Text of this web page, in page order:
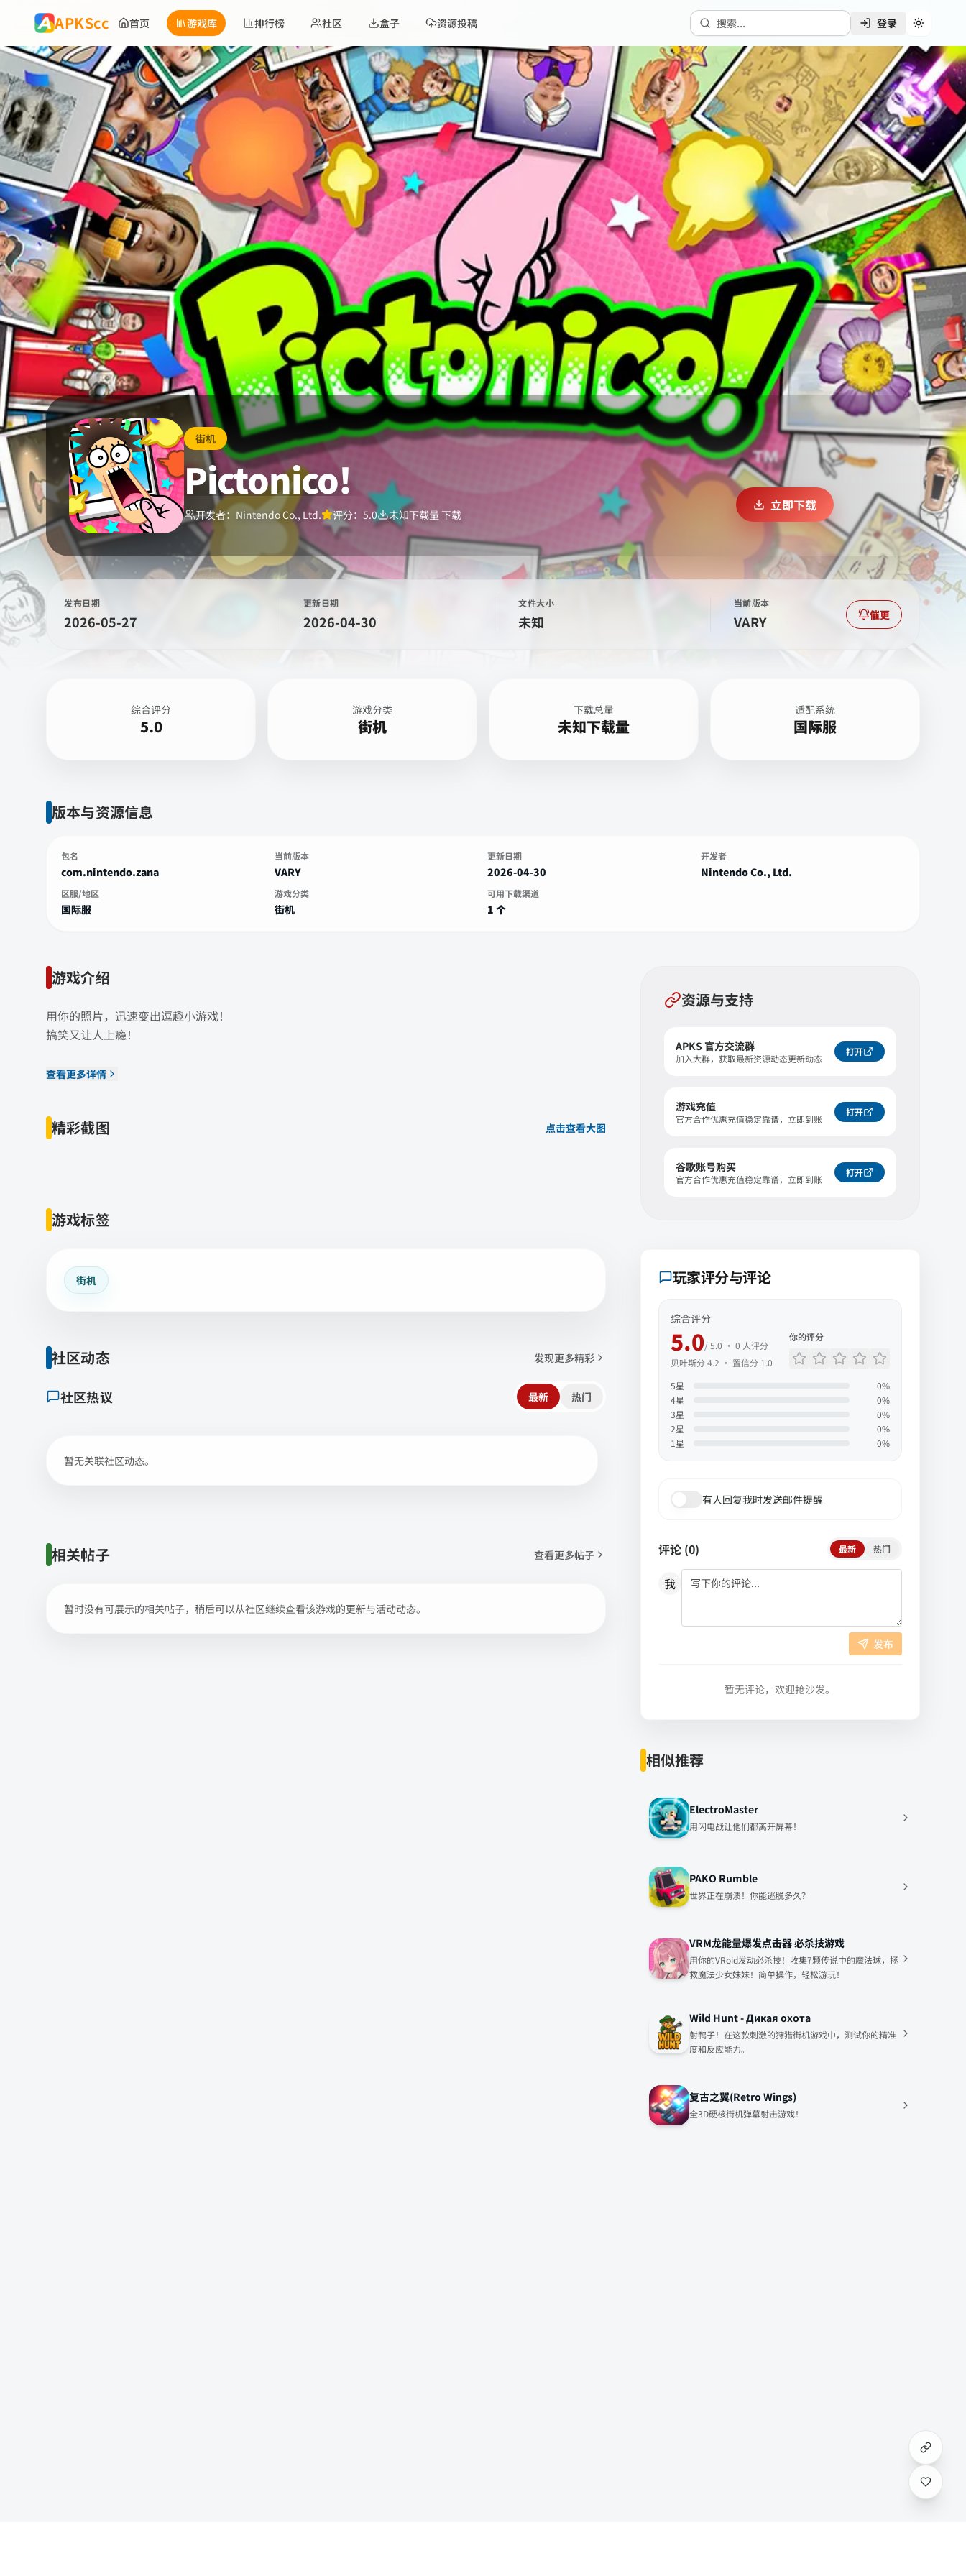
APKScc 首页 游戏库 排行榜 社区 盒子 资源投稿 搜索... 登录 切换主题
街机
Pictonico!
开发者： Nintendo Co., Ltd. 评分： 5.0 未知下载量 下载
立即下载
发布日期
2026-05-27
更新日期
2026-04-30
文件大小
未知
当前版本
VARY 催更
综合评分
5.0
游戏分类
街机
下载总量
未知下载量
适配系统
国际服
版本与资源信息
包名
com.nintendo.zana
当前版本
VARY
更新日期
2026-04-30
开发者
Nintendo Co., Ltd.
区服/地区
国际服
游戏分类
街机
可用下载渠道
1 个
游戏介绍
用你的照片，迅速变出逗趣小游戏！
搞笑又让人上瘾！
查看更多详情
精彩截图 点击查看大图
游戏标签
街机
社区动态 发现更多精彩
社区热议 最新 热门
暂无关联社区动态。
相关帖子 查看更多帖子
暂时没有可展示的相关帖子，稍后可以从社区继续查看该游戏的更新与活动动态。
资源与支持
APKS 官方交流群
加入大群，获取最新资源动态更新动态
打开
游戏充值
官方合作优惠充值稳定靠谱，立即到账
打开
谷歌账号购买
官方合作优惠充值稳定靠谱，立即到账
打开
玩家评分与评论
综合评分
5.0/ 5.0 · 0 人评分
贝叶斯分4.2 · 置信分 1.0
你的评分
5星 0%
4星 0%
3星 0%
2星 0%
1 星 0%
有人回复我时发送邮件提醒
评论 (0) 最新 热门
我
发布
暂无评论，欢迎抢沙发。
相似推荐
ElectroMaster
用闪电战让他们都离开屏幕！
PAKO Rumble
世界正在崩溃！你能逃脱多久？
VRM龙能量爆发点击器 必杀技游戏
用你的VRoid发动必杀技！收集7颗传说中的魔法球，拯
救魔法少女妹妹！简单操作，轻松游玩！
Wild Hunt - Дикая охота
射鸭子！在这款刺激的狩猎街机游戏中，测试你的精准
度和反应能力。
复古之翼(Retro Wings)
全3D硬核街机弹幕射击游戏！